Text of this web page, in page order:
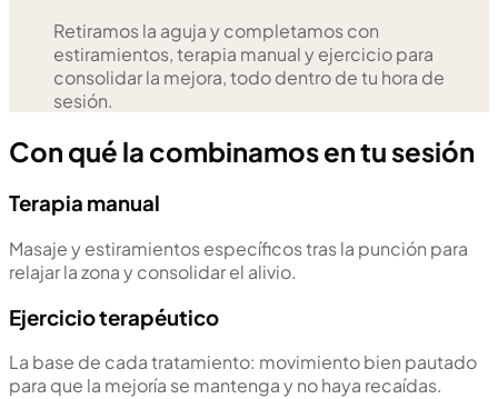
Retiramos la aguja y completamos con
estiramientos, terapia manual y ejercicio para
consolidar la mejora, todo dentro de tu hora de
sesión.
Con qué la combinamos en tu sesión
Terapia manual
Masaje y estiramientos específicos tras la punción para
relajar la zona y consolidar el alivio.
Ejercicio terapéutico
La base de cada tratamiento: movimiento bien pautado
para que la mejoría se mantenga y no haya recaídas.